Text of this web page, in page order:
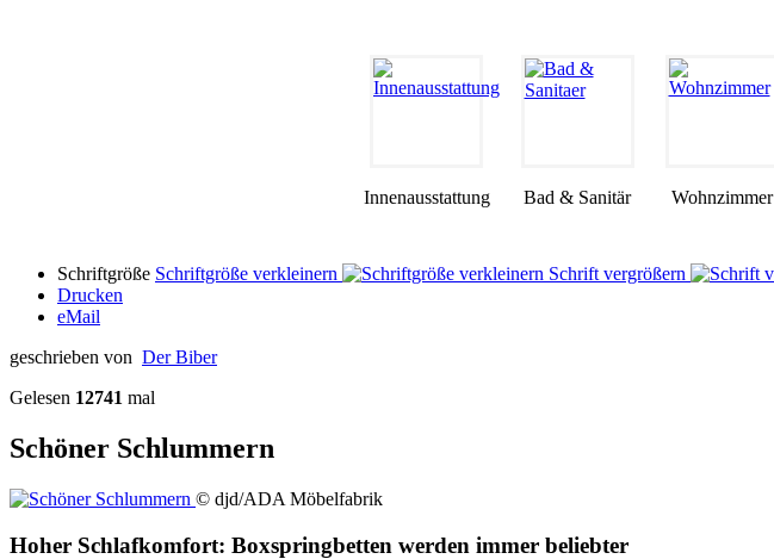
Innenausstattung Bad & Sanitär Wohnzimmer
Schriftgröße Schriftgröße verkleinern
Schrift vergrößern
Drucken
eMail
geschrieben von Der Biber
Gelesen 12741 mal
Schöner Schlummern
© djd/ADA Möbelfabrik
Hoher Schlafkomfort: Boxspringbetten werden immer beliebter